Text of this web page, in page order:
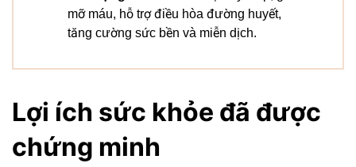
mỡ máu, hỗ trợ điều hòa đường huyết,
tăng cường sức bền và miễn dịch.
Lợi ích sức khỏe đã được
chứng minh